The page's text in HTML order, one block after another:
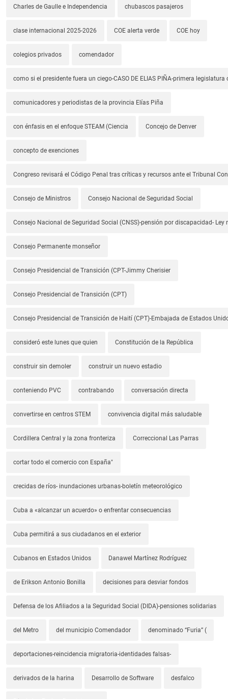
Charles de Gaulle e Independencia chubascos pasajeros
clase internacional 2025-2026 COE alerta verde COE hoy
colegios privados comendador
como si el presidente fuera un ciego-CASO DE ELIAS PIÑA-primera legislatura
comunicadores y periodistas de la provincia Elías Piña
con énfasis en el enfoque STEAM (Ciencia Concejo de Denver
concepto de exenciones
Congreso revisará el Código Penal tras críticas y recursos ante el Tribunal
Consejo de Ministros Consejo Nacional de Seguridad Social
Consejo Nacional de Seguridad Social (CNSS)-pensión por discapacidad- Ley
Consejo Permanente monseñor
Consejo Presidencial de Transición (CPT-Jimmy Cherisier
Consejo Presidencial de Transición (CPT)
Consejo Presidencial de Transición de Haití (CPT)-Embajada de Estados
consideró este lunes que quien Constitución de la República
construir sin demoler construir un nuevo estadio
conteniendo PVC contrabando conversación directa
convertirse en centros STEM convivencia digital más saludable
Cordillera Central y la zona fronteriza Correccional Las Parras
cortar todo el comercio con España"
crecidas de ríos- inundaciones urbanas-boletín meteorológico
Cuba a «alcanzar un acuerdo» o enfrentar consecuencias
Cuba permitirá a sus ciudadanos en el exterior
Cubanos en Estados Unidos Danawel Martínez Rodríguez
de Erikson Antonio Bonilla decisiones para desviar fondos
Defensa de los Afiliados a la Seguridad Social (DIDA)-pensiones solidarias
del Metro del municipio Comendador denominado “Furia” (
deportaciones-reincidencia migratoria-identidades falsas-
derivados de la harina Desarrollo de Software desfalco